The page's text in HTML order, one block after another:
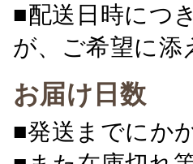
■配送日時につ
が、ご希望に
お届け日数
■発送までにか